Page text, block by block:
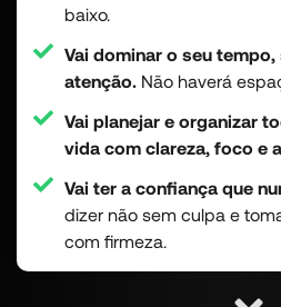
baixo.
Vai dominar o seu tempo,
atenção. Não haverá
Vai planejar e organizar
vida com clareza, foco e
Vai ter a confiança que
dizer não sem culpa e
com firmeza.